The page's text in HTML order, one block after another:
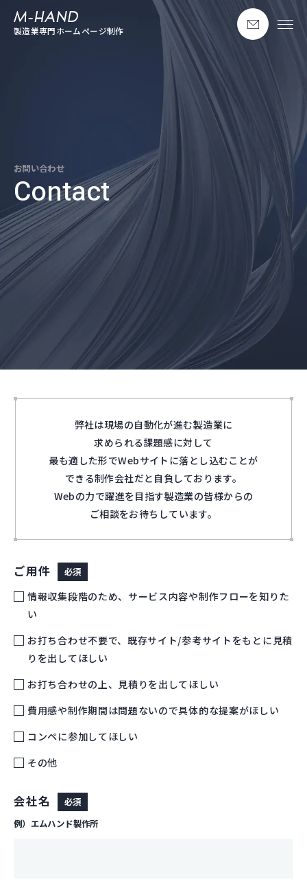
エムハンド
製造業専門ホームページ制作
お問い合わせ
お問い合わせ
Contact
弊社は現場の自動化が進む製造業に
求められる課題感に対して
最も適した形でWebサイトに落とし込むことが
できる制作会社だと自負しております。
Webの力で躍進を目指す製造業の皆様からの
ご相談をお待ちしています。
ご用件 必須
情報収集段階のため、サービス内容や制作フローを知りた
い
お打ち合わせ不要で、既存サイト/参考サイトをもとに見積
りを出してほしい
お打ち合わせの上、見積りを出してほしい
費用感や制作期間は問題ないので具体的な提案がほしい
コンペに参加してほしい
その他
会社名
必須
例）エムハンド製作所